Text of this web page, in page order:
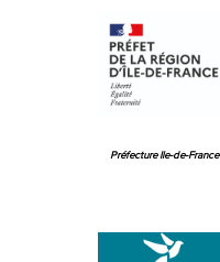
Préfecture Ile-de-France